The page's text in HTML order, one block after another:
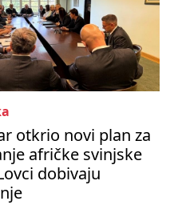
otkrio novi plan za
afričke svinjske
dobivaju